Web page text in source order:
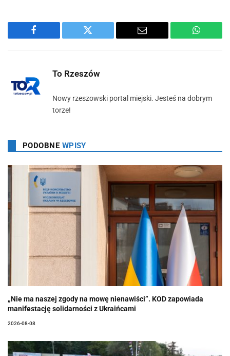
Facebook Twitter Email
To Rzeszów
Nowy rzeszowski portal miejski. Jesteś na dobrym
torze!
PODOBNE WPISY
„Nie ma naszej zgody na mowę nienawiści”. KOD zapowiada
manifestację solidarności z Ukraińcami
2026-08-08